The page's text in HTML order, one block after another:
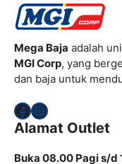
Mega Baja adalah
MGI Corp, yang
dan baja untuk
Facebook
Instagram
Alamat Outlet
Buka 08.00 Pagi s/d